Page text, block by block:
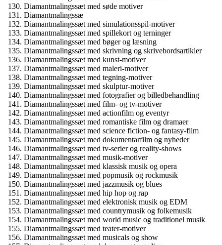
Diamantmalingssæt med søde motiver
Diamantmalingssæ
Diamantmalingssæt med simulationsspil-motiver
Diamantmalingssæt med spillekort og terninger
Diamantmalingssæt med bøger og læsning
Diamantmalingssæt med skrivning og skrivebordsartikler
Diamantmalingssæt med kunst-motiver
Diamantmalingssæt med maleri-motiver
Diamantmalingssæt med tegning-motiver
Diamantmalingssæt med skulptur-motiver
Diamantmalingssæt med fotografier og billedbehandling
Diamantmalingssæt med film- og tv-motiver
Diamantmalingssæt med actionfilm og eventyr
Diamantmalingssæt med romantiske film og dramaer
Diamantmalingssæt med science fiction- og fantasy-film
Diamantmalingssæt med dokumentarfilm og nyheder
Diamantmalingssæt med tv-serier og reality-shows
Diamantmalingssæt med musik-motiver
Diamantmalingssæt med klassisk musik og opera
Diamantmalingssæt med popmusik og rockmusik
Diamantmalingssæt med jazzmusik og blues
Diamantmalingssæt med hip hop og rap
Diamantmalingssæt med elektronisk musik og EDM
Diamantmalingssæt med countrymusik og folkemusik
Diamantmalingssæt med world music og traditionel musik
Diamantmalingssæt med teater-motiver
Diamantmalingssæt med musicals og show